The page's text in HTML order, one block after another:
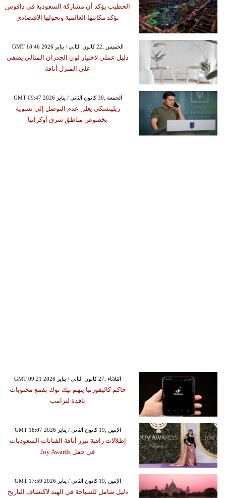
الخطيب يؤكد أن مشاركة السعودية في دافوس
تؤكد مكانتها العالمية وتحولها الاقتصادي
GMT 18:46 2026 الخميس ,22 كانون الثاني / يناير
دليل عملي لاختيار لون الجدران المثالي يضفي
على المنزل أناقة
GMT 09:47 2026 الجمعة ,30 كانون الثاني / يناير
زيلينسكي يعلن عدم التوصل إلى تسوية
بخصوص مناطق شرق أوكرانيا
GMT 09:21 2026 الثلاثاء ,27 كانون الثاني / يناير
حاكم كاليفورنيا يتهم تيك توك بقمع محتويات
ناقدة لترامب
GMT 18:07 2026 الإثنين ,19 كانون الثاني / يناير
إطلالات راقية تبرز أناقة الفنانات السعوديات
في حفل Joy Awards
GMT 17:59 2026 الإثنين ,19 كانون الثاني / يناير
دليل شامل للسياحة في الهند لاكتشاف التاريخ